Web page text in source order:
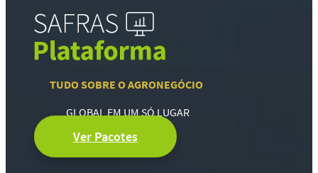
TUDO SOBRE O AGRONEGÓCIO
GLOBAL EM UM SÓ LUGAR
Ver Pacotes